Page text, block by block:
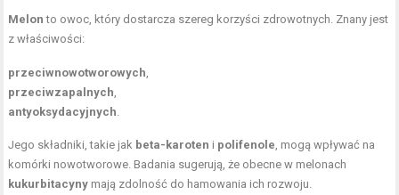
Melon to owoc, który dostarcza szereg korzyści zdrowotnych. Znany jest
z właściwości:
przeciwnowotworowych,
przeciwzapalnych,
antyoksydacyjnych.
Jego składniki, takie jak beta-karoten i polifenole, mogą wpływać na
komórki nowotworowe. Badania sugerują, że obecne w melonach
kukurbitacyny mają zdolność do hamowania ich rozwoju.